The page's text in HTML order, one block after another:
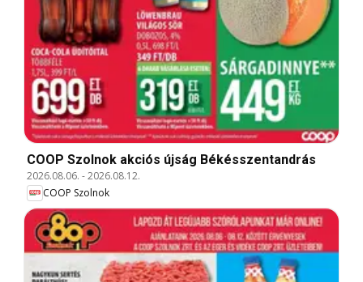
COOP Szolnok akciós újság Békésszentandrás
2026.08.06. -2026.08.12.
COOP Szolnok